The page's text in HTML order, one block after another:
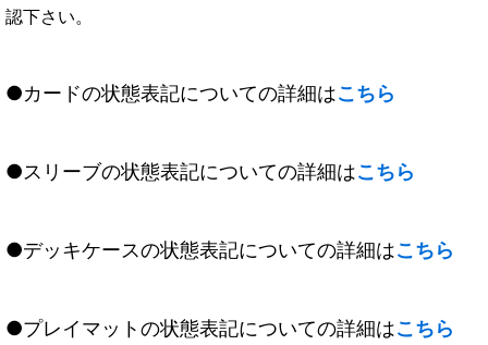
認下さい。
●カードの状態表記についての詳細はこちら
●スリーブの状態表記についての詳細はこちら
●デッキケースの状態表記についての詳細はこちら
●プレイマットの状態表記についての詳細はこちら